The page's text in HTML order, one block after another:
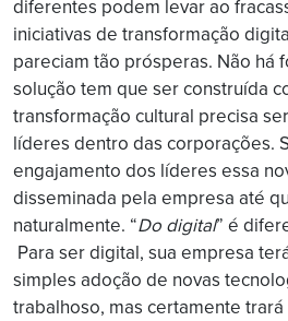
diferentes podem levar ao
iniciativas de transformação
pareciam tão prósperas. Não há
solução tem que ser construída
transformação cultural precisa
líderes dentro das corporações.
engajamento dos líderes essa
disseminada pela empresa até
naturalmente. “Do digital” é
Para ser digital, sua empresa
simples adoção de novas
trabalhoso, mas certamente